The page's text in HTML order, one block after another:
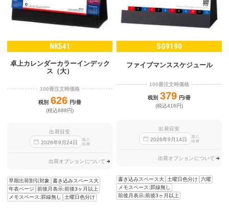
NK541
卓上カレンダーカラーインデック
ス（大）
100冊注文時価格
税別 626 円/冊
(税込688円)
出荷目安
2026年9 月24日
迄に
出荷
出荷オプションについて
早期出荷割引対象
書き込みスペース大
年表ページ
前後月表示:前後3ヶ月以上
メモスペース:罫線無し
土曜日色分け
SG9190
ファイブマンススケジュール
100冊注文時価格
税別 379 円/冊
(税込416円)
出荷目安
2026年9 月14日
迄に
出荷
出荷オプションについて
書き込みスペース大 土曜日色分け
六曜
メモスペース:罫線無し
前後月表示:前後3ヶ月以上